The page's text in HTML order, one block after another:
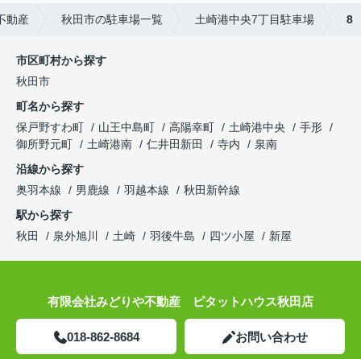
動産 秋田市の駐車場一覧 土崎港中央7丁目駐車場 8
市区町村から探す
秋田市
町名から探す
保戸野すわ町
山王中島町 高陽幸町 土崎港中央
手形
御所野元町
土崎港南 仁井田新田 寺内
泉南
沿線から探す
奥羽本線
男鹿線 羽越本線
秋田新幹線
駅から探す
秋田
泉外旭川 土崎 羽後牛島 四ツ小屋 新屋
有限会社みどりや不動産 ピタットハウス秋田店
018-862-8684 お問い合わせ